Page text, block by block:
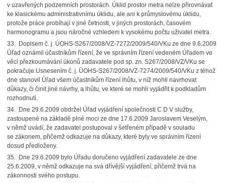
v uzavřených podzemních prostorách. Úklid prostor metra nelze přirovnávat
ke klasickému administrativnímu úklidu, ale ani k průmyslovému úklidu,
protože práce probíhají v jiné četnosti, v jiných prostorách, časovém
harmonogramu a jsou náročné vzhledem k vysokému počtu uživatel metra.
33. Dopisem č. j. ÚOHS-S267/2008/VZ-7272/2009/540/VKu ze dne 9.6.2009
Úřad oznámil účastníkům řízení, že ve správním řízení vedeném Úřadem ve
věci přezkoumávání úkonů zadavatele pod sp. zn. S267/2008/VZ/VKu se
pokračuje.Usnesením č. j. ÚOHS-S267/2008/VZ-7274/2009/540/VKu z téhož
dne stanovil Úřad všem účastníkům řízení lhůtu, v níž mohli navrhovat
důkazy, či činit jiné návrhy, a lhůtu, ve které se mohli vyjádřit k podkladům
rozhodnutí.
34. Dne 29.6.2009 obdržel Úřad vyjádření společnosti C D V služby,
zastoupené na základě plné moci ze dne 17.6.2009 Jaroslavem Veselým,
v němž uvádí, že zadavatel postupoval v šetřeném případě v souladu
se zákonem, přičemž odkazuje na důkazy, které byly ve správním řízení
dosud předloženy.
35. Dne 29.6.2009 bylo Úřadu doručeno vyjádření zadavatele ze dne
25.6.2009, v němž odkazuje na svá dřívější vyjádření, přičemž trvá na
zákonnosti svého postupu.